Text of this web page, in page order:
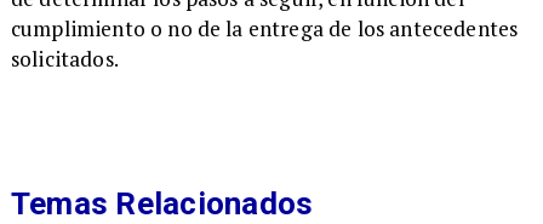
cumplimiento o no de la entrega de los antecedentes
solicitados.
Temas Relacionados